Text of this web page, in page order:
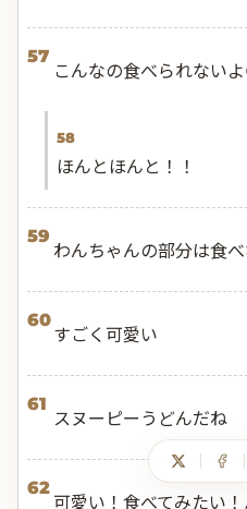
57
こんなの食べられない
58
ほんとほんと！！
59
わんちゃんの部分は食
60
すごく可愛い
61
スヌーピーうどんだね
62
可愛い！食べてみたい